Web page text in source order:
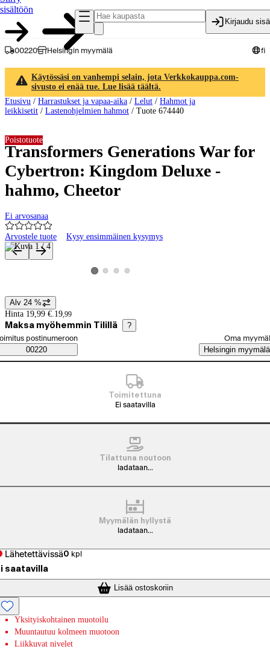
sisältöön
Kirjaudu
00220 Helsingin myymälä fi
Käytössäsi on vanhempi selain, jota Verkkokauppa.com-
sivusto ei enää tue. Lue lisää täältä.
Etusivu / Harrastukset ja vapaa-aika / Lelut / Hahmot ja
leikkisetit / Lastenohjelmien hahmot / Tuote 674440
Transformers Generations War for
Cybertron: Kingdom Deluxe -
hahmo, Cheetor
Ei arvosanaa
Arvostele tuote Kysy ensimmäinen kysymys
Poistotuote
Tuotteen kuvat ja videot
Katso tuotekuva 1
Katso tuotekuva 2
Katso tuotekuva 3
Katso tuotekuva 4
Hintatiedot
Alv 24 %
Hinta 19,99 €. 19,99
Maksa myöhemmin Tilillä ?
Saatavuustiedot
tilaustapa
postinumeroon
00220
Oma
Helsingin myymälä
Toimitettuna
Ei saatavilla
Tilattuna noutoon
ladataan...
Myymälän hyllystä
ladataan...
Lähetettävissä0 kpl
saatavilla
Lisää ostoskoriin
Yksityiskohtainen muotoilu
Muuntautuu kolmeen muotoon
Liikkuvat nivelet